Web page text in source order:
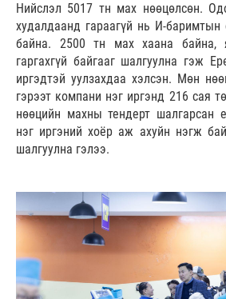
Нийслэл 5017 тн мах нөөцөлсөн.
худалдаанд гараагүй нь И-баримтын
байна. 2500 тн мах хаана байна,
гаргахгүй байгааг шалгуулна гэж
иргэдтэй уулзахдаа хэлсэн. Мөн
гэрээт компани нэг иргэнд 216 сая
нөөцийн махны тендерт шалгарсан
нэг иргэний хоёр аж ахуйн нэгж
шалгуулна гэлээ.